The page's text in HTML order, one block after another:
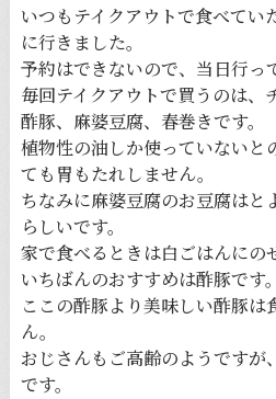
いつもテイクアウトで食べてい
に行きました。
予約はできないので、当日行っ
毎回テイクアウトで買うのは、
酢豚、麻婆豆腐、春巻きです。
植物性の油しか使っていないと
ても胃もたれしません。
ちなみに麻婆豆腐のお豆腐はと
らしいです。
家で食べるときは白ごはんに
いちばんのおすすめは酢豚です。
ここの酢豚より美味しい酢豚は
ん。
おじさんもご高齢のようですが
です。